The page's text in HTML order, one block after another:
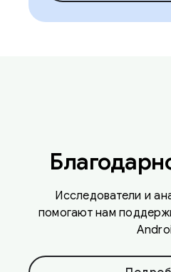
Исследователи и
помогают нам